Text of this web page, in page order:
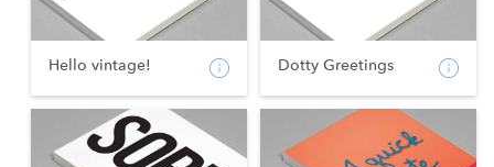
Hello vintage! Dotty Greetings